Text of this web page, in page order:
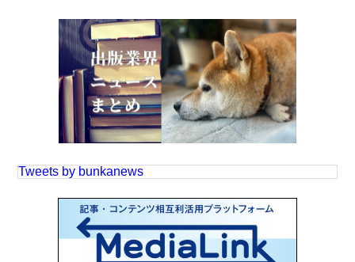
Tweets by bunkanews